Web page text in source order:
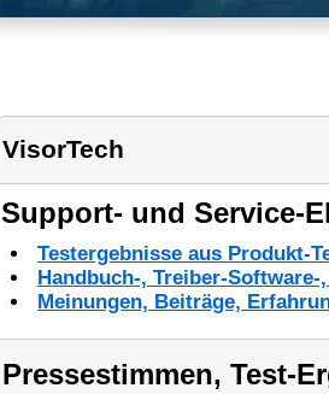
VisorTech
Support- und Service-
Testergebnisse aus Produkt-
Handbuch-, Treiber-
Meinungen, Beiträge,
Pressestimmen, Test-